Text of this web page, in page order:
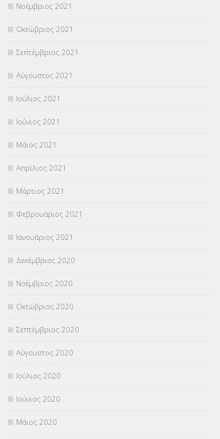
Νοέμβριος 2021
Οκτώβριος 2021
Σεπτέμβριος 2021
Αύγουστος 2021
Ιούλιος 2021
Ιούνιος 2021
Μάιος 2021
Απρίλιος 2021
Μάρτιος 2021
Φεβρουάριος 2021
Ιανουάριος 2021
Δεκέμβριος 2020
Νοέμβριος 2020
Οκτώβριος 2020
Σεπτέμβριος 2020
Αύγουστος 2020
Ιούλιος 2020
Ιούνιος 2020
Μάιος 2020